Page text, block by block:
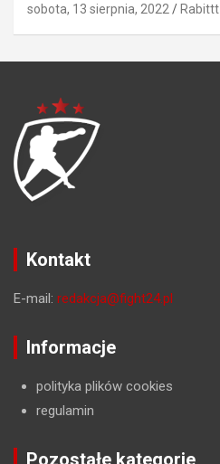
sobota, 13 sierpnia, 2022 Rabittt
Kontakt
E-mail: redakcja@fight24.pl
Informacje
polityka plików cookies
regulamin
Pozostałe kategorie